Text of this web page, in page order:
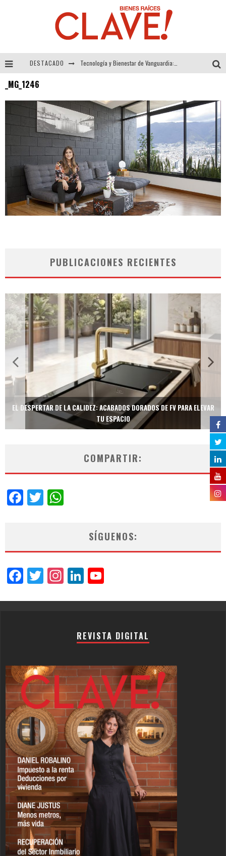
DESTACADO
Alexandra Bedoya – La Constancia detrás de La Paletería
El Despertar de la Calidez: Acabados Dorados de FV para Elevar tu Espacio
_MG_1246
PUBLICACIONES RECIENTES
EL DESPERTAR DE LA CALIDEZ: ACABADOS DORADOS DE FV PARA ELEVAR
TU ESPACIO
COMPARTIR:
Facebook
Twitter
SÍGUENOS:
Facebook
Twitter
Instagram
LinkedIn
REVISTA DIGITAL